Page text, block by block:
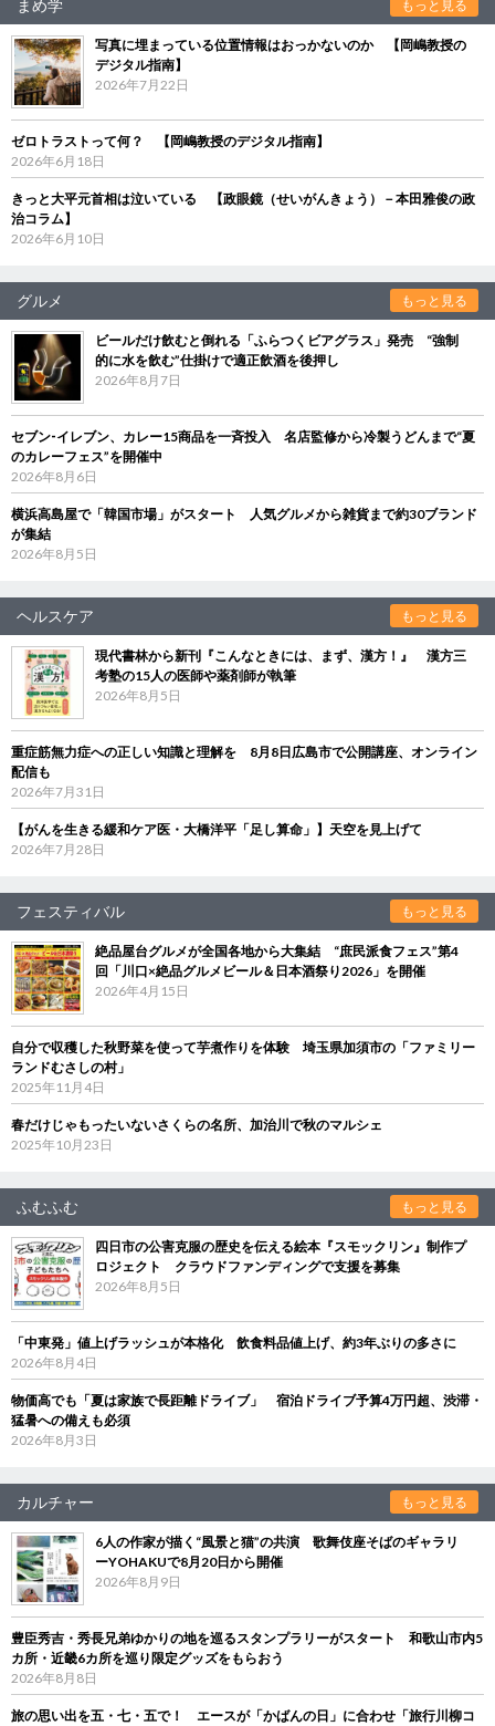
まめ学 もっと見る
写真に埋まっている位置情報はおっかないのか 【岡嶋教授の
デジタル指南】
2026年7月22日
ゼロトラストって何？ 【岡嶋教授のデジタル指南】
2026年6月18日
きっと大平元首相は泣いている 【政眼鏡（せいがんきょう）－本田雅俊の政
治コラム】
2026年6月10日
グルメ もっと見る
ビールだけ飲むと倒れる「ふらつくビアグラス」発売 “強制
的に水を飲む”仕掛けで適正飲酒を後押し
2026年8月7日
セブン‐イレブン、カレー15商品を一斉投入 名店監修から冷製うどんまで“夏
のカレーフェス”を開催中
2026年8月6日
横浜高島屋で「韓国市場」がスタート 人気グルメから雑貨まで約30ブランド
が集結
2026年8月5日
ヘルスケア もっと見る
現代書林から新刊『こんなときには、まず、漢方！』 漢方三
考塾の15人の医師や薬剤師が執筆
2026年8月5日
重症筋無力症への正しい知識と理解を 8月8日広島市で公開講座、オンライン
配信も
2026年7月31日
【がんを生きる緩和ケア医・大橋洋平「足し算命」】天空を見上げて
2026年7月28日
フェスティバル もっと見る
絶品屋台グルメが全国各地から大集結 “庶民派食フェス”第4
回「川口×絶品グルメビール＆日本酒祭り2026」を開催
2026年4月15日
自分で収穫した秋野菜を使って芋煮作りを体験 埼玉県加須市の「ファミリー
ランドむさしの村」
2025年11月4日
春だけじゃもったいないさくらの名所、加治川で秋のマルシェ
2025年10月23日
ふむふむ もっと見る
四日市の公害克服の歴史を伝える絵本『スモックリン』制作プ
ロジェクト クラウドファンディングで支援を募集
2026年8月5日
「中東発」値上げラッシュが本格化 飲食料品値上げ、約3年ぶりの多さに
2026年8月4日
物価高でも「夏は家族で長距離ドライブ」 宿泊ドライブ予算4万円超、渋滞・
猛暑への備えも必須
2026年8月3日
カルチャー もっと見る
6人の作家が描く“風景と猫”の共演 歌舞伎座そばのギャラリ
ーYOHAKUで8月20日から開催
2026年8月9日
豊臣秀吉・秀長兄弟ゆかりの地を巡るスタンプラリーがスタート 和歌山市内5
カ所・近畿6カ所を巡り限定グッズをもらおう
2026年8月8日
旅の思い出を五・七・五で！ エースが「かばんの日」に合わせ「旅行川柳コ